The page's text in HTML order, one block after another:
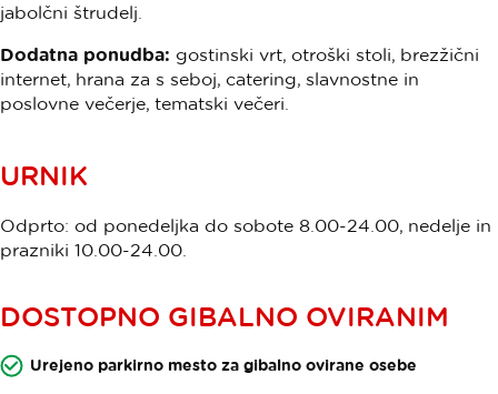
jabolčni štrudelj.
Dodatna ponudba: gostinski vrt, otroški stoli, brezžični
internet, hrana za s seboj, catering, slavnostne in
poslovne večerje, tematski večeri.
URNIK
Odprto: od ponedeljka do sobote 8.00-24.00, nedelje in
prazniki 10.00-24.00.
DOSTOPNO GIBALNO OVIRANIM
Urejeno parkirno mesto za gibalno ovirane osebe